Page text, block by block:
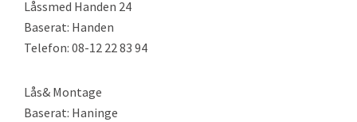
Låssmed Handen 24
Baserat: Handen
Telefon: 08-12 22 83 94
Lås& Montage
Baserat: Haninge